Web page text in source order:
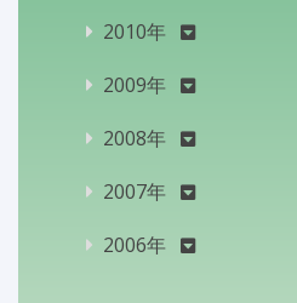
2010年
2009年
2008年
2007年
2006年